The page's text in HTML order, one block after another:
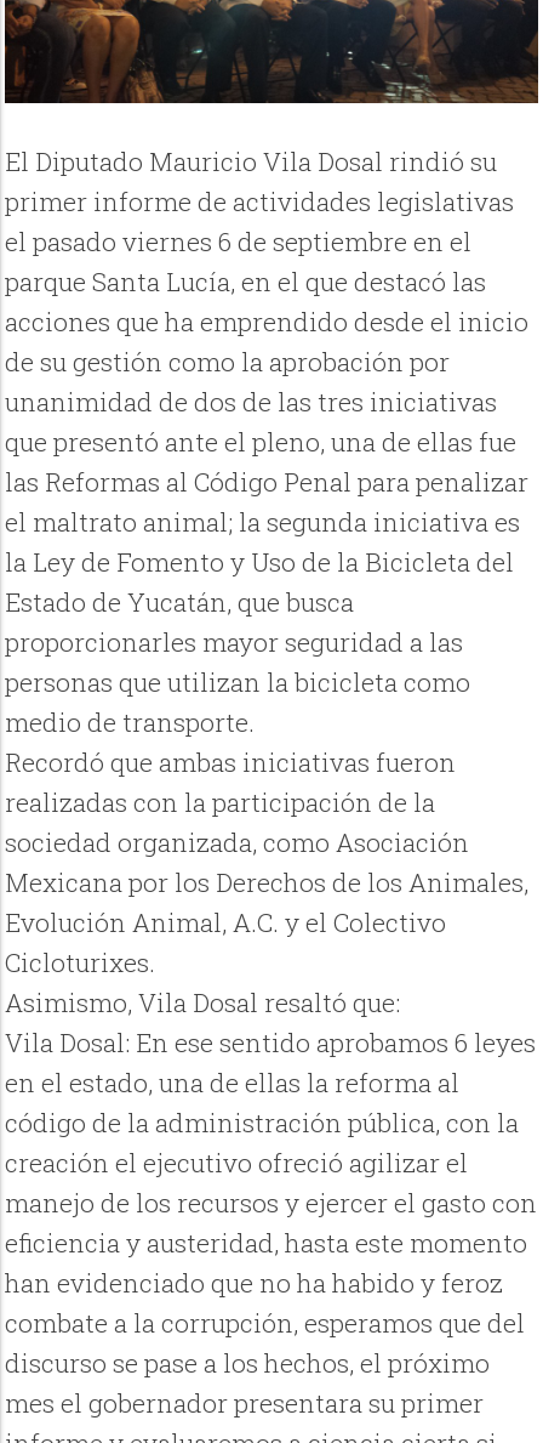
El Diputado Mauricio Vila Dosal rindió su
primer informe de actividades legislativas
el pasado viernes 6 de septiembre en el
parque Santa Lucía, en el que destacó las
acciones que ha emprendido desde el inicio
de su gestión como la aprobación por
unanimidad de dos de las tres iniciativas
que presentó ante el pleno, una de ellas fue
las Reformas al Código Penal para penalizar
el maltrato animal; la segunda iniciativa es
la Ley de Fomento y Uso de la Bicicleta del
Estado de Yucatán, que busca
proporcionarles mayor seguridad a las
personas que utilizan la bicicleta como
medio de transporte.
Recordó que ambas iniciativas fueron
realizadas con la participación de la
sociedad organizada, como Asociación
Mexicana por los Derechos de los Animales,
Evolución Animal, A.C. y el Colectivo
Cicloturixes.
Asimismo, Vila Dosal resaltó que:
Vila Dosal: En ese sentido aprobamos 6 leyes
en el estado, una de ellas la reforma al
código de la administración pública, con la
creación el ejecutivo ofreció agilizar el
manejo de los recursos y ejercer el gasto con
eficiencia y austeridad, hasta este momento
han evidenciado que no ha habido y feroz
combate a la corrupción, esperamos que del
discurso se pase a los hechos, el próximo
mes el gobernador presentara su primer